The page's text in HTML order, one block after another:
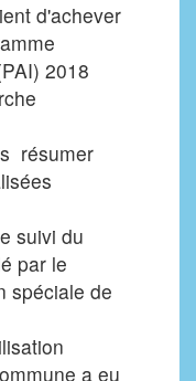
d'achever
2018
résumer
suivi du
par le
spéciale de
a eu